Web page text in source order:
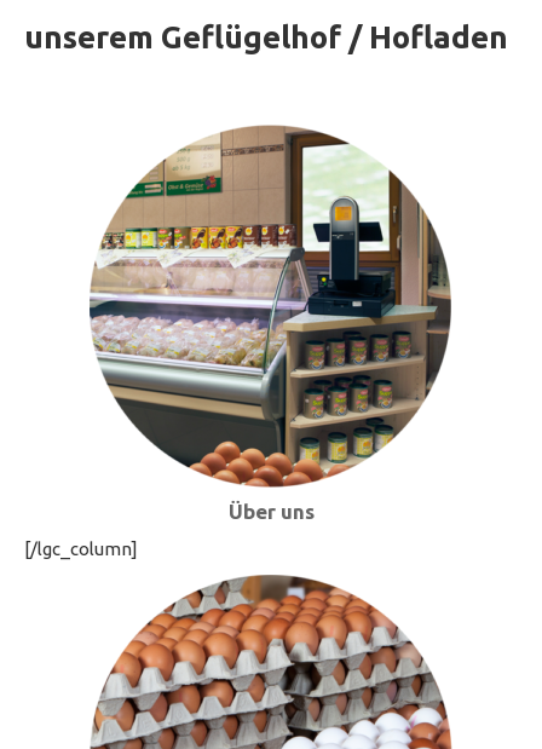
unserem Geflügelhof / Hofladen
Über uns
[/lgc_column]